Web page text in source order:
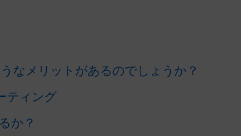
なメリットがあるのでしょうか？
ティング
か？